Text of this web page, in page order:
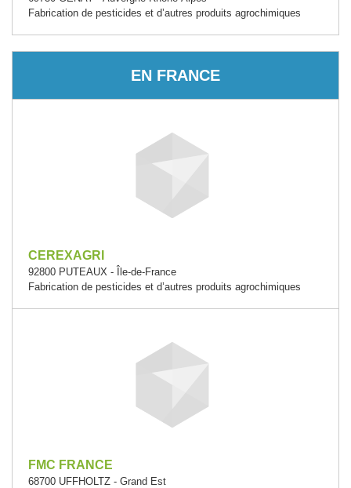
Fabrication de pesticides et d’autres produits agrochimiques
EN FRANCE
CEREXAGRI
92800 PUTEAUX - Île-de-France
Fabrication de pesticides et d’autres produits agrochimiques
FMC FRANCE
68700 UFFHOLTZ - Grand Est